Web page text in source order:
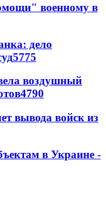
военному в
дело
5775
воздушный
4790
вывода войск из
в Украине -